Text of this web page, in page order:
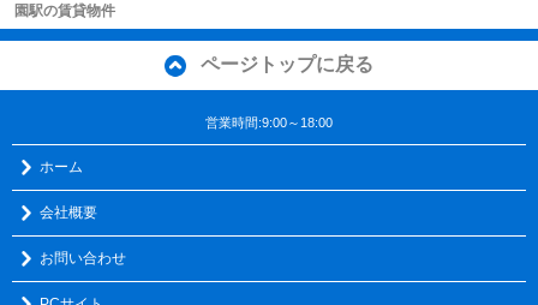
園駅の賃貸物件
ページトップに戻る
営業時間:9:00～18:00
ホーム
会社概要
お問い合わせ